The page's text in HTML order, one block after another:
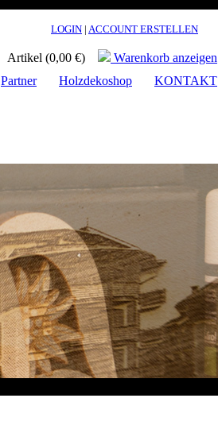
LOGIN | ACCOUNT ERSTELLEN
Artikel (0,00 €)
Warenkorb anzeigen
Partner Holzdekoshop KONTAKT